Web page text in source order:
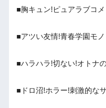
■胸キュン!ピュアラブコメ
■アツい友情!青春学園モノ
■ハラハラ!切ない!オトナ
■ドロ沼!ホラー!刺激的な